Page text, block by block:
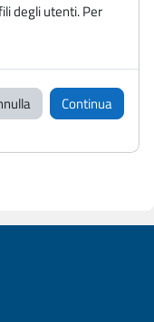
degli utenti. Per
Continua